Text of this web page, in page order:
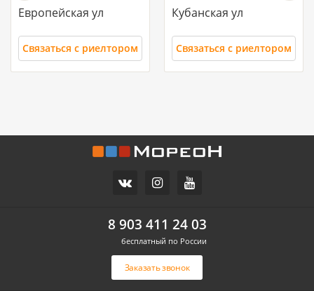
Европейская ул
Связаться с риелтором
Кубанская ул
Связаться с риелтором
10 500 000
Дом, 71 м2, 3 сот.
Заказать звонок
8 903 411 24 03
бесплатный по России